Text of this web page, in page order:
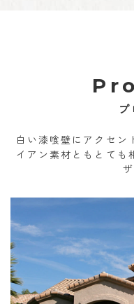
白い漆喰壁にアクセン
イアン素材ともとても